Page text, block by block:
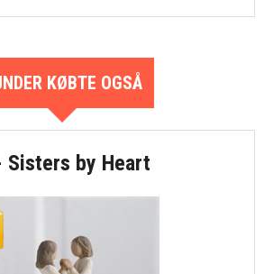
KØBTE OGSÅ
Sisters by Heart